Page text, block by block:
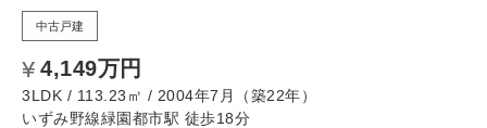
中古戸建
4,149万円
3LDK / 113.23㎡ / 2004年7月（築22年）
いずみ野線緑園都市駅 徒歩18分